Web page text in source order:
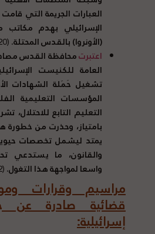
العبارات الجريمة التي
الإسرائيلي بهدم مكاتب
(الأونروا) بالقدس المحتلة.(20 يناير 2026)
اعتبرتمحافظة القدس
العامة للكنيست
تشغيل حَمَلة الشهادات
المؤسسات التعليمية
التعليم التابع للاحتلال،
بامتياز، وحذرت من خطورة
يمتد ليشمل تخصصات
والقانون، ما يستدعي
واسعا لمواجهة هذا التغول.(22 يناير 2026)
مراسيم وقرارات
قضائية صادرة عن
إسرائيلية: